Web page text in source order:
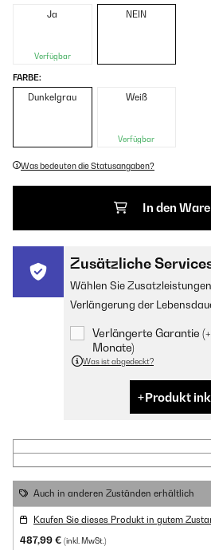
Ja
Verfügbar
NEIN
FARBE:
Dunkelgrau Weiß
Verfügbar
Was bedeuten die Statusangaben?
In den
Zusätzliche
Wählen Sie
Verlängerung der
Verlängerte Garantie (+
Monate)
Was ist abgedeckt?
Produkt
Auch in anderen Zuständen erhältlich
Kaufen Sie dieses Produkt in gutem
487,99 € (inkl. MwSt.)